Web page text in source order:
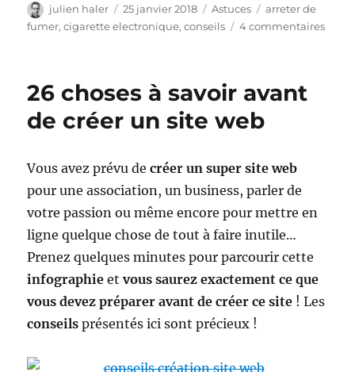
Auteur
julien haler
Publié
le
25 janvier 2018 Catégories
Astuces Étiquettes
arreter de
fumer,cigarette electronique,conseils 4 commentairessur
26 choses à savoir avant
de créer un site web
Vous avez prévu decréer un super site web
pour une association, un business, parler de
votre passion ou même encore pour mettre en
ligne quelque chose de tout à faire inutile…
Prenez quelques minutes pour parcourir cette
infographieetvous saurez exactement ce que
vous devez préparer avant de créer ce site ! Les
conseils présentés ici sont précieux !